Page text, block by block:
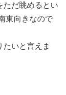
ただ眺めるとい
東向きなので
いと言えま